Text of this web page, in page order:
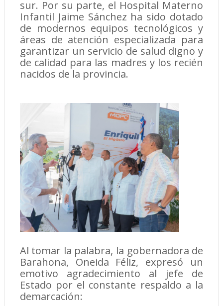
sur. Por su parte, el Hospital Materno
Infantil Jaime Sánchez ha sido dotado
de modernos equipos tecnológicos y
áreas de atención especializada para
garantizar un servicio de salud digno y
de calidad para las madres y los recién
nacidos de la provincia.
Al tomar la palabra, la gobernadora de
Barahona, Oneida Féliz, expresó un
emotivo agradecimiento al jefe de
Estado por el constante respaldo a la
demarcación: